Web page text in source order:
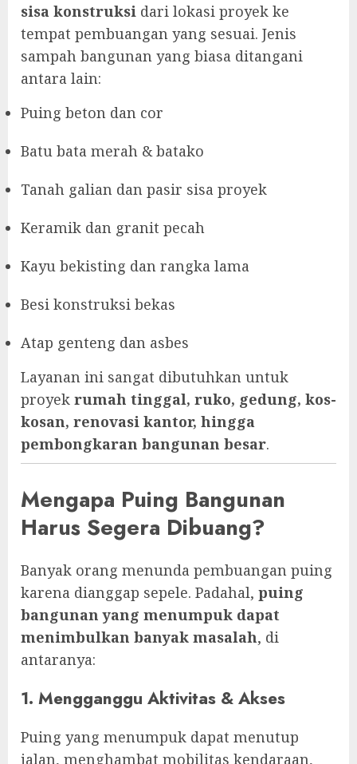
sisa konstruksi dari lokasi proyek ke
tempat pembuangan yang sesuai. Jenis
sampah bangunan yang biasa ditangani
antara lain:
Puing beton dan cor
Batu bata merah & batako
Tanah galian dan pasir sisa proyek
Keramik dan granit pecah
Kayu bekisting dan rangka lama
Besi konstruksi bekas
Atap genteng dan asbes
Layanan ini sangat dibutuhkan untuk
proyek rumah tinggal, ruko, gedung, kos-
kosan, renovasi kantor, hingga
pembongkaran bangunan besar.
Mengapa Puing Bangunan
Harus Segera Dibuang?
Banyak orang menunda pembuangan puing
karena dianggap sepele. Padahal, puing
bangunan yang menumpuk dapat
menimbulkan banyak masalah, di
antaranya:
1. Mengganggu Aktivitas & Akses
Puing yang menumpuk dapat menutup
jalan, menghambat mobilitas kendaraan,